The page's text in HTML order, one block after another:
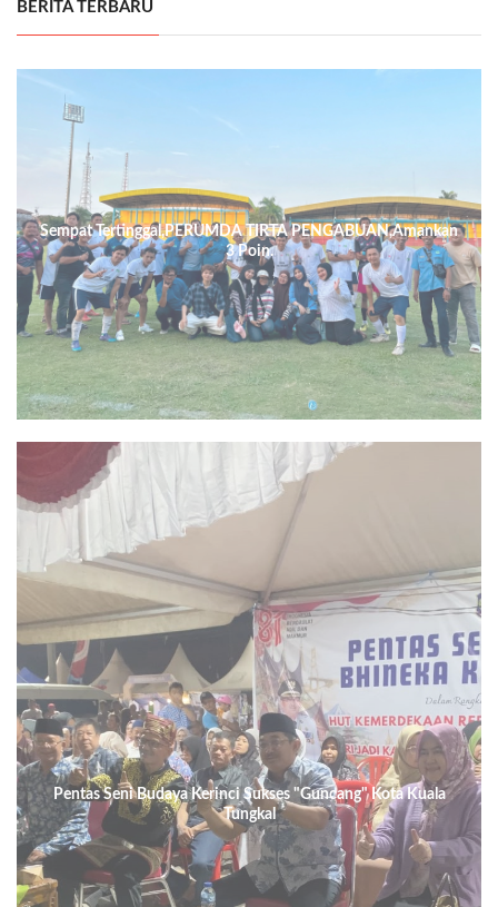
BERITA TERBARU
Sempat Tertinggal,PERUMDA TIRTA PENGABUAN,Amankan
3 Poin.
Pentas Seni Budaya Kerinci Sukses "Guncang" Kota Kuala
Tungkal